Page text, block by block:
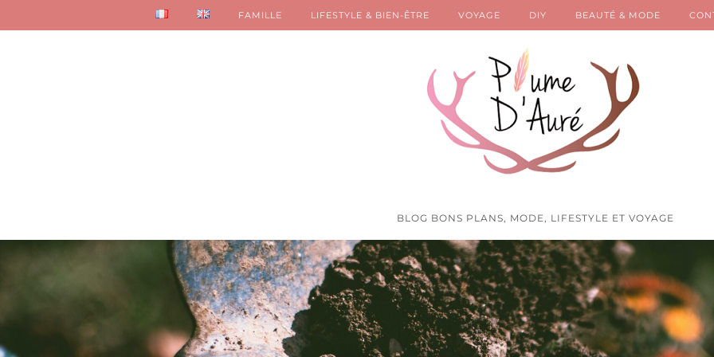
BLOG BONS PLANS, MODE, LIFESTYLE ET VOYAGE
FAMILLE LIFESTYLE & BIEN-ÊTRE VOYAGE DIY BEAUTÉ & MODE